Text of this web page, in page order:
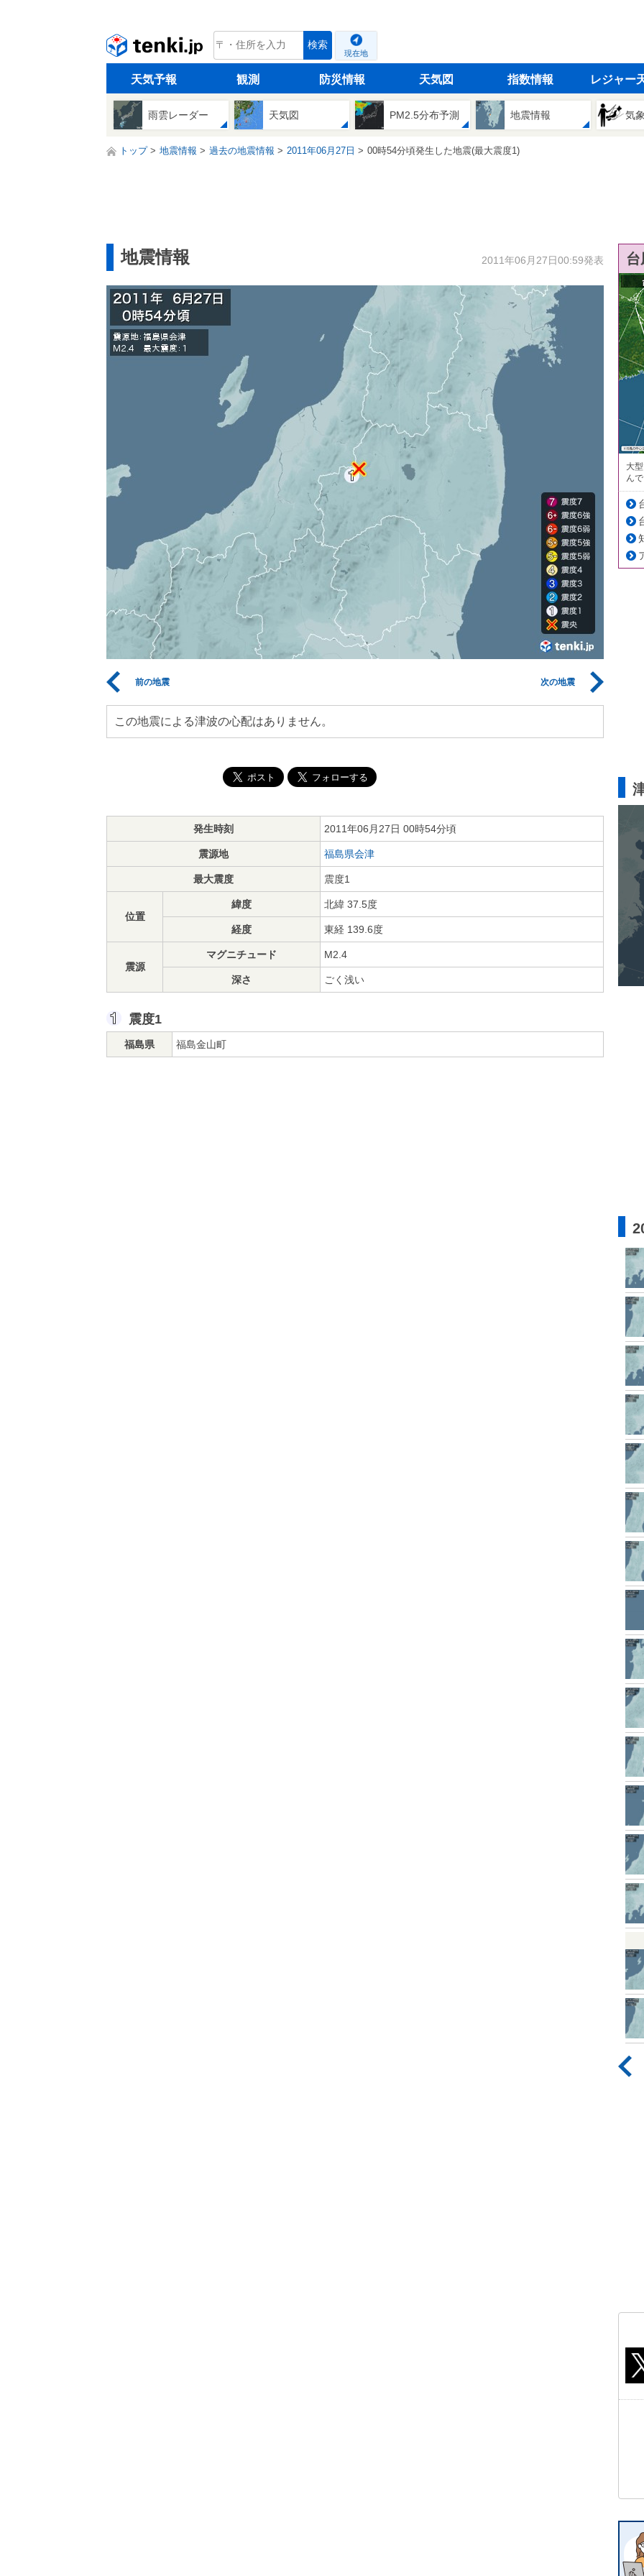
tenki.jp 検索
現在地
天気予報 観測 防災情報 天気図 指数情報 レジャー
雨雲レーダー 天気図 PM2.5分布予測 地震情報 気
トップ 地震情報 過去の地震情報 2011年06月27日 00時54分頃発生した地震(最大震度1)
地震情報 2011年06月27日00:59発表
前の地震 次の地震
この地震による津波の心配はありません。
発生時刻 2011年06月27日 00時54分頃
震源地 福島県会津
最大震度 震度1
位置
緯度 北緯 37.5度
経度 東経 139.6度
震源
マグニチュード M2.4
深さ ごく浅い
震度1
福島県 福島金山町
大
ん